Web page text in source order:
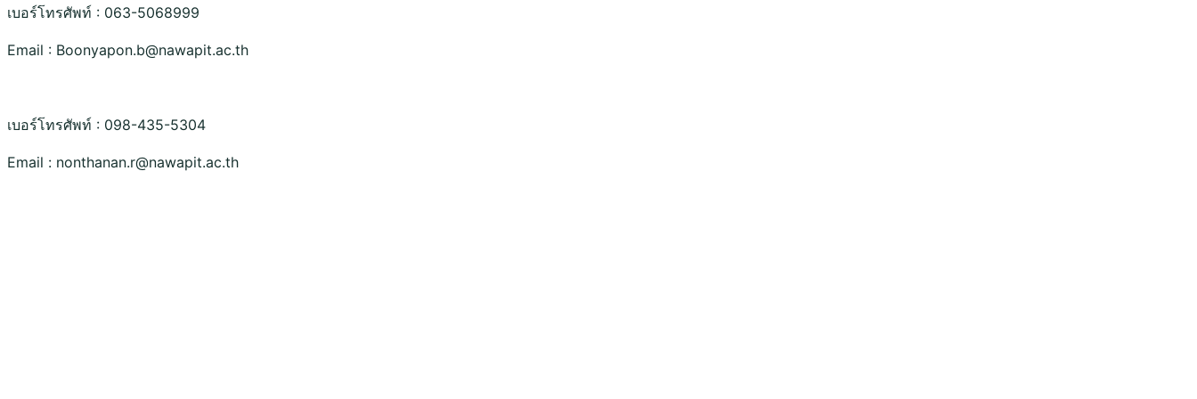
เบอร์โทรศัพท์ : 063-5068999
Email : Boonyapon.b@nawapit.ac.th
เบอร์โทรศัพท์ : 098-435-5304
Email : nonthanan.r@nawapit.ac.th